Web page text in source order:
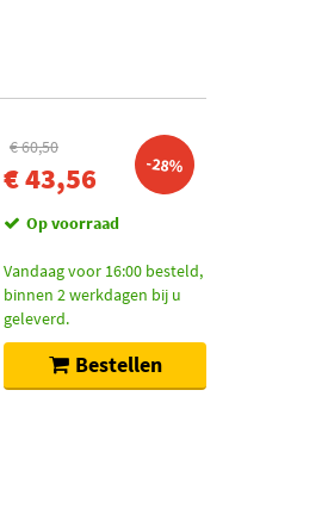
€ 60,50
€ 43,56 -28%
Op voorraad
Vandaag voor 16:00 besteld,
binnen 2 werkdagen bij u
geleverd.
Bestellen